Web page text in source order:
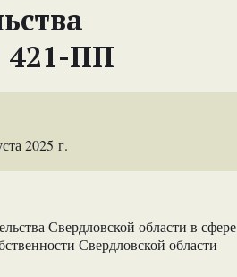
421-ПП
2025 г.
Свердловской области в сфере
Свердловской области